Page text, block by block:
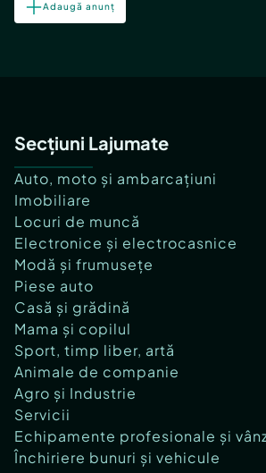
Adaugă anunț
Secțiuni Lajumate
Auto, moto și ambarcațiuni
Imobiliare
Locuri de muncă
Electronice și electrocasnice
Modă și frumusețe
Piese auto
Casă și grădină
Mama și copilul
Sport, timp liber, artă
Animale de companie
Agro și Industrie
Servicii
Echipamente profesionale și
Închiriere bunuri și vehicule